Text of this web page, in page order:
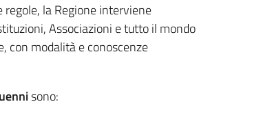
la Regione interviene
Associazioni e tutto il mondo
con modalità e conoscenze
sono: